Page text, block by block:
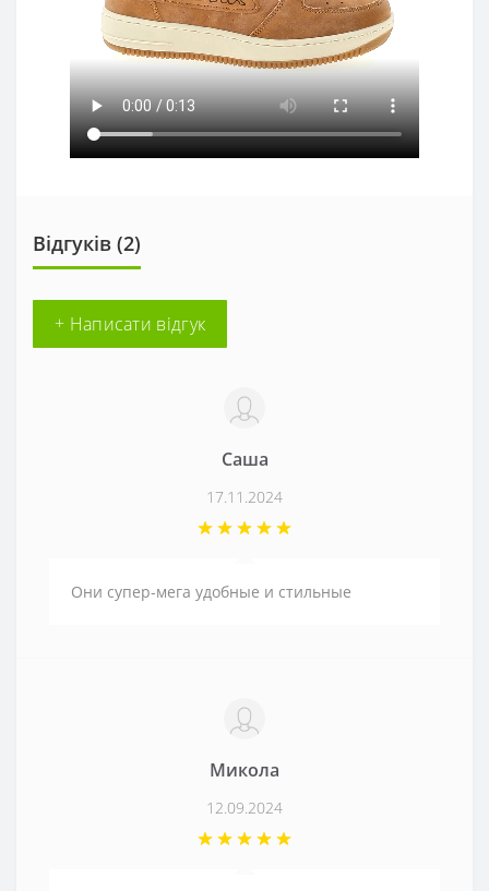
Відгуків (2)
+ Написати відгук
Саша
17.11.2024
Они супер-мега удобные и стильные
Микола
12.09.2024